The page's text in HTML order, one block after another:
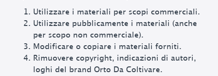
Utilizzare i materiali per scopi commerciali.
Utilizzare pubblicamente i materiali (anche
per scopo non commerciale).
Modificare o copiare i materiali forniti.
Rimuovere copyright, indicazioni di autori,
loghi del brand Orto Da Coltivare.